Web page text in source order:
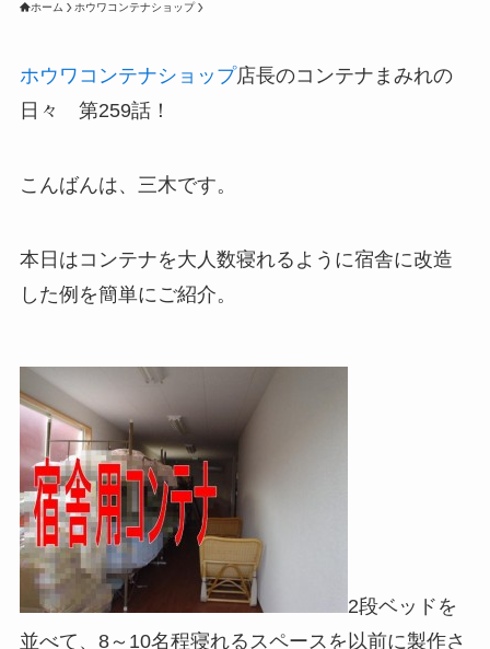
ホーム ホウワコンテナショップ
ホウワコンテナショップ店長のコンテナまみれの
日々 第259話！
こんばんは、三木です。
本日はコンテナを大人数寝れるように宿舎に改造
した例を簡単にご紹介。
2段ベッドを
並べて、8～10名程寝れるスペースを以前に製作さ